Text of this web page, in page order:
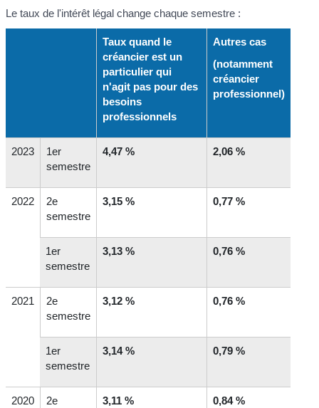
Le taux de l'intérêt légal change chaque semestre :
Taux quand le
créancier est un
particulier qui
n'agit pas pour des
besoins
professionnels
Autres cas
(notamment
créancier
professionnel)
2023 1er
semestre
4,47 % 2,06 %
2022 2e
semestre
3,15 % 0,77 %
1er
semestre
3,13 % 0,76 %
2021 2e
semestre
3,12 % 0,76 %
1er
semestre
3,14 % 0,79 %
2020 2e
3,11 % 0,84 %